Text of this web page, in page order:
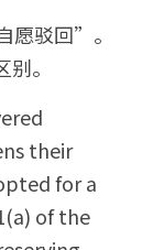
驳回”。
。
their
for a
of the